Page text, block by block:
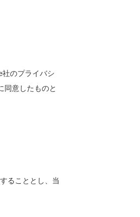
社のプライバシ
同意したものと
ることとし、当